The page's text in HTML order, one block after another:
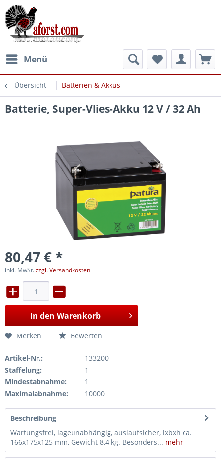
Menü
Übersicht Batterien & Akkus
Batterie, Super-Vlies-Akku 12 V / 32 Ah
80,47 € *
inkl. MwSt.zzgl. Versandkosten
In den Warenkorb
Merken Bewerten
Artikel-Nr.:
133200
Staffelung:
1
Mindestabnahme:
1
Maximalabnahme:
10000
Beschreibung
Wartungsfrei, lageunabhängig, auslaufsicher, lxbxh ca.
166x175x125 mm, Gewicht 8,4 kg. Besonders... mehr